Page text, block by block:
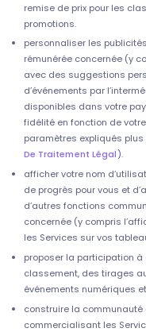
remise de prix pour les
promotions.
personnaliser les
rémunérée concernée (y
avec des suggestions
d’événements par
disponibles dans votre
fidélité en fonction de
paramètres expliqués
De Traitement Légal).
afficher votre nom
de progrès pour vous et
d’autres fonctions
concernée (y compris
les Services sur vos
proposer la participation
classement, des tirages
événements numériques
construire la communauté
commercialisant les